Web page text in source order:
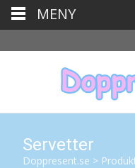
Servetter
Doppresent.se >
MENY